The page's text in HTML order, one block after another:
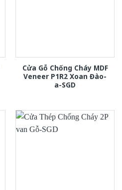
Cửa Gỗ Chống Cháy MDF
Veneer P1R2 Xoan Đào-
a-SGD